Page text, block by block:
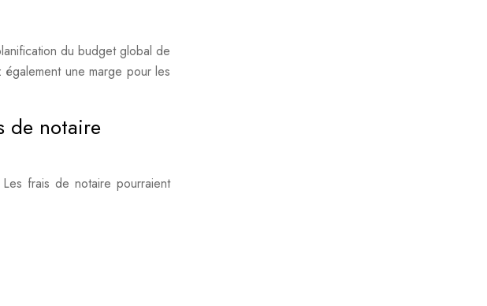
du budget global de
également une marge pour les
de notaire
frais de notaire pourraient